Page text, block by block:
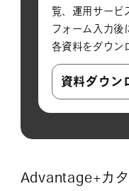
覧、運用サービ
フォーム入力後
各資料をダウン
資料ダウン
Advantage+カ